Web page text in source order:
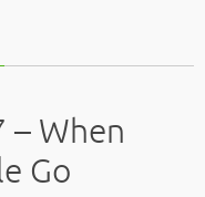
– When
Go